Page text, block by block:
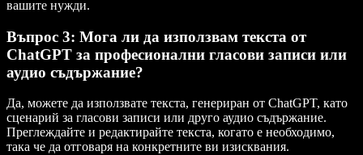
вашите нужди.
Въпрос 3: Мога ли да използвам текста от
ChatGPT за професионални гласови записи или
аудио съдържание?
Да, можете да използвате текста, генериран от ChatGPT, като
сценарий за гласови записи или друго аудио съдържание.
Преглеждайте и редактирайте текста, когато е необходимо,
така че да отговаря на конкретните ви изисквания.